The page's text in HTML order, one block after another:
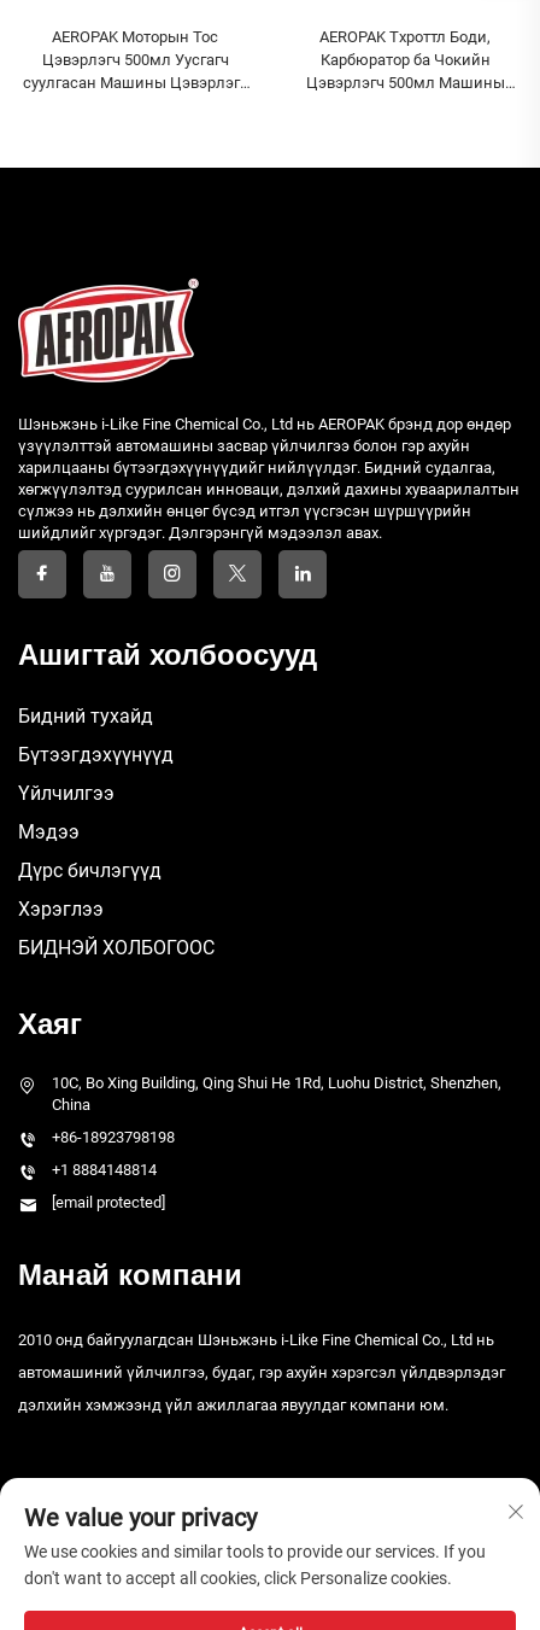
AEROPAK Моторын Тос
Цэвэрлэгч 500мл Уусгагч
суулгасан Машины Цэвэрлэгч
AEROPAK Тхроттл Боди,
Карбюратор ба Чокийн
Цэвэрлэгч 500мл Машины
Шэньжэнь i-Like Fine Chemical Co., Ltd нь AEROPAK брэнд дор өндөр
үзүүлэлттэй автомашины засвар үйлчилгээ болон гэр ахуйн
харилцааны бүтээгдэхүүнүүдийг нийлүүлдэг. Бидний судалгаа,
хөгжүүлэлтэд суурилсан инноваци, дэлхий дахины хуваарилалтын
сүлжээ нь дэлхийн өнцөг бүсэд итгэл үүсгэсэн шүршүүрийн
шийдлийг хүргэдэг. Дэлгэрэнгүй мэдээлэл авах.
Ашигтай холбоосууд
Бидний тухайд
Бүтээгдэхүүнүүд
Үйлчилгээ
Мэдээ
Дүрс бичлэгүүд
Хэрэглээ
БИДНЭЙ ХОЛБОГООС
Хаяг
10C, Bo Xing Building, Qing Shui He 1Rd, Luohu District, Shenzhen,
China
+86-18923798198
+1 8884148814
[email protected]
Манай компани
2010 онд байгуулагдсан Шэньжэнь i-Like Fine Chemical Co., Ltd нь
автомашиний үйлчилгээ, будаг, гэр ахуйн хэрэгсэл үйлдвэрлэдэг
дэлхийн хэмжээнд үйл ажиллагаа явуулдаг компани юм.
Зохиогчийн эрх © 2026 Шэньчжэний i-Like Тоног төхөөрөмжийн ХХК.
We value your privacy
We use cookies and similar tools to provide our services. If you
don't want to accept all cookies, click Personalize cookies.